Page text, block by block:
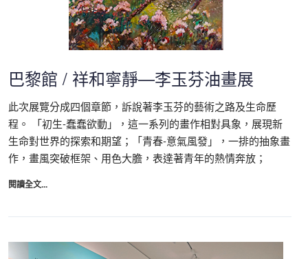
巴黎館 / 祥和寧靜—李玉芬油畫展
此次展覽分成四個章節，訴說著李玉芬的藝術之路及生命歷
程。 「初生-蠢蠢欲動」，這一系列的畫作相對具象，展現新
生命對世界的探索和期望；「青春-意氣風發」，一排的抽象畫
作，畫風突破框架、用色大膽，表達著青年的熱情奔放；
閱讀全文...